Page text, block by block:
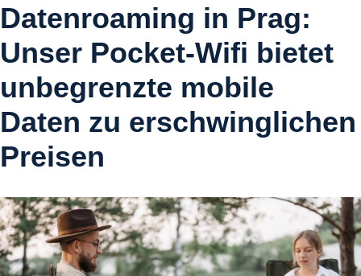
Datenroaming in Prag:
Unser Pocket-Wifi bietet
unbegrenzte mobile
Daten zu erschwinglichen
Preisen